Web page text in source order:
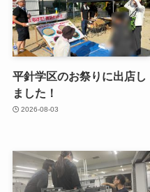
平針学区のお祭りに出店し
ました！
2026-08-03